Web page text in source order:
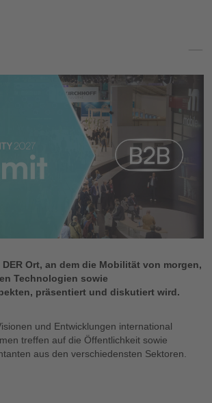
DER Ort, an dem die Mobilität von morgen,
Technologien sowie
präsentiert und diskutiert wird.
und Entwicklungen international
treffen auf die Öffentlichkeit sowie
aus den verschiedensten Sektoren.